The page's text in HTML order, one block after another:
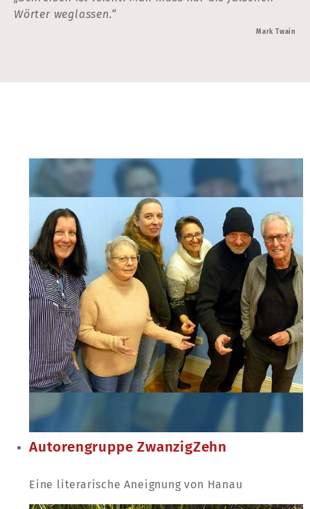
Wörter weglassen.“
Mark Twain
Autorengruppe ZwanzigZehn
Eine literarische Aneignung von Hanau